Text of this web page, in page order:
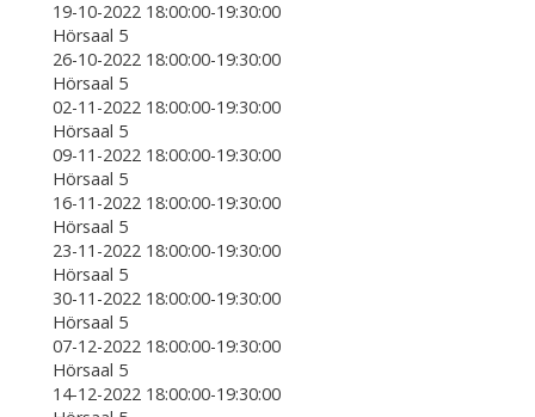
19-10-2022 18:00:00-19:30:00
Hörsaal 5
26-10-2022 18:00:00-19:30:00
Hörsaal 5
02-11-2022 18:00:00-19:30:00
Hörsaal 5
09-11-2022 18:00:00-19:30:00
Hörsaal 5
16-11-2022 18:00:00-19:30:00
Hörsaal 5
23-11-2022 18:00:00-19:30:00
Hörsaal 5
30-11-2022 18:00:00-19:30:00
Hörsaal 5
07-12-2022 18:00:00-19:30:00
Hörsaal 5
14-12-2022 18:00:00-19:30:00